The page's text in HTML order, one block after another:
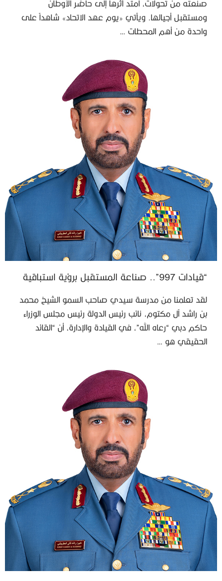
صنعته من تحولات، امتد أثرها إلى حاضر الأوطان
ومستقبل أجيالها. ويأتي «يوم عهد الاتحاد» شاهداً على
واحدة من أهم المحطات …
“قيادات 997”.. صناعة المستقبل برؤية استباقية
لقد تعلمنا من مدرسة سيدي صاحب السمو الشيخ محمد
بن راشد آل مكتوم، نائب رئيس الدولة رئيس مجلس الوزراء
حاكم دبي “رعاه الله”، في القيادة والإدارة، أن “القائد
الحقيقي هو …